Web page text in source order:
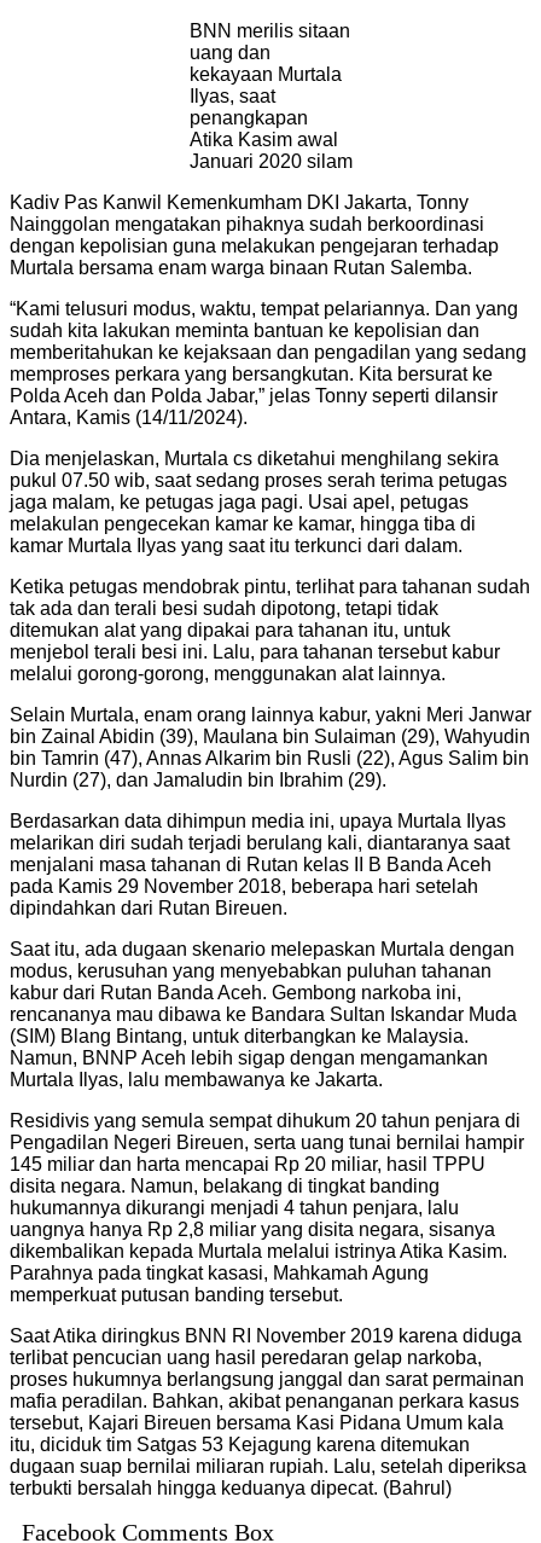
BNN merilis sitaan
uang dan
kekayaan Murtala
Ilyas, saat
penangkapan
Atika Kasim awal
Januari 2020 silam
Kadiv Pas Kanwil Kemenkumham DKI Jakarta, Tonny
Nainggolan mengatakan pihaknya sudah berkoordinasi
dengan kepolisian guna melakukan pengejaran terhadap
Murtala bersama enam warga binaan Rutan Salemba.
“Kami telusuri modus, waktu, tempat pelariannya. Dan yang
sudah kita lakukan meminta bantuan ke kepolisian dan
memberitahukan ke kejaksaan dan pengadilan yang sedang
memproses perkara yang bersangkutan. Kita bersurat ke
Polda Aceh dan Polda Jabar,” jelas Tonny seperti dilansir
Antara, Kamis (14/11/2024).
Dia menjelaskan, Murtala cs diketahui menghilang sekira
pukul 07.50 wib, saat sedang proses serah terima petugas
jaga malam, ke petugas jaga pagi. Usai apel, petugas
melakulan pengecekan kamar ke kamar, hingga tiba di
kamar Murtala Ilyas yang saat itu terkunci dari dalam.
Ketika petugas mendobrak pintu, terlihat para tahanan sudah
tak ada dan terali besi sudah dipotong, tetapi tidak
ditemukan alat yang dipakai para tahanan itu, untuk
menjebol terali besi ini. Lalu, para tahanan tersebut kabur
melalui gorong-gorong, menggunakan alat lainnya.
Selain Murtala, enam orang lainnya kabur, yakni Meri Janwar
bin Zainal Abidin (39), Maulana bin Sulaiman (29), Wahyudin
bin Tamrin (47), Annas Alkarim bin Rusli (22), Agus Salim bin
Nurdin (27), dan Jamaludin bin Ibrahim (29).
Berdasarkan data dihimpun media ini, upaya Murtala Ilyas
melarikan diri sudah terjadi berulang kali, diantaranya saat
menjalani masa tahanan di Rutan kelas II B Banda Aceh
pada Kamis 29 November 2018, beberapa hari setelah
dipindahkan dari Rutan Bireuen.
Saat itu, ada dugaan skenario melepaskan Murtala dengan
modus, kerusuhan yang menyebabkan puluhan tahanan
kabur dari Rutan Banda Aceh. Gembong narkoba ini,
rencananya mau dibawa ke Bandara Sultan Iskandar Muda
(SIM) Blang Bintang, untuk diterbangkan ke Malaysia.
Namun, BNNP Aceh lebih sigap dengan mengamankan
Murtala Ilyas, lalu membawanya ke Jakarta.
Residivis yang semula sempat dihukum 20 tahun penjara di
Pengadilan Negeri Bireuen, serta uang tunai bernilai hampir
145 miliar dan harta mencapai Rp 20 miliar, hasil TPPU
disita negara. Namun, belakang di tingkat banding
hukumannya dikurangi menjadi 4 tahun penjara, lalu
uangnya hanya Rp 2,8 miliar yang disita negara, sisanya
dikembalikan kepada Murtala melalui istrinya Atika Kasim.
Parahnya pada tingkat kasasi, Mahkamah Agung
memperkuat putusan banding tersebut.
Saat Atika diringkus BNN RI November 2019 karena diduga
terlibat pencucian uang hasil peredaran gelap narkoba,
proses hukumnya berlangsung janggal dan sarat permainan
mafia peradilan. Bahkan, akibat penanganan perkara kasus
tersebut, Kajari Bireuen bersama Kasi Pidana Umum kala
itu, diciduk tim Satgas 53 Kejagung karena ditemukan
dugaan suap bernilai miliaran rupiah. Lalu, setelah diperiksa
terbukti bersalah hingga keduanya dipecat. (Bahrul)
Facebook Comments Box